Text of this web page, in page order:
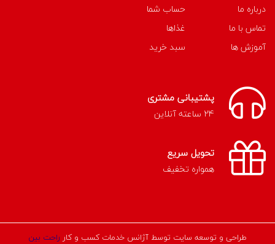
درباره ما
تماس با ما
آموزش ها
حساب شما
غذاها
سبد خرید
پشتیبانی مشتری
24 ساعته آنلاین
تحویل سریع
همواره تخفیف
طراحی و توسعه سایت توسط آژانس خدمات کسب و کار راحت بین